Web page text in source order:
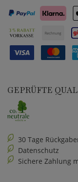
GEPRÜFTE
30 Tage
Datenschutz
Sichere Zahlung